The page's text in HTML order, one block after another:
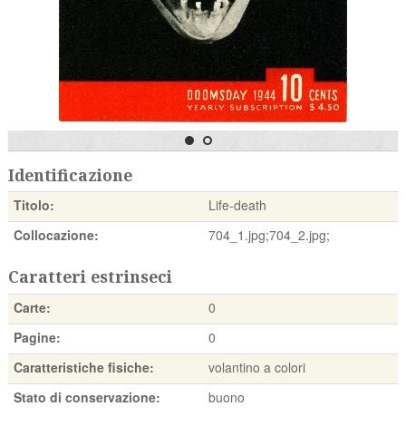
Identificazione
Titolo:
Life-death
Collocazione:
704_1.jpg;704_2.jpg;
Caratteri estrinseci
Carte:
0
Pagine:
0
Caratteristiche fisiche:
volantino a colori
Stato di conservazione:
buono